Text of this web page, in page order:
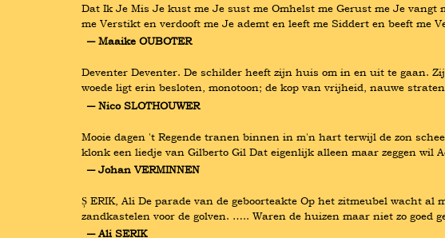
Dat Ik Je Mis Je kust me Je sust me Omhelst me Gerust me Je
me Verstikt en verdooft me Je ademt en leeft me Siddert en beeft me
― Maaike OUBOTER
Deventer Deventer. De schilder heeft zijn huis om in en uit te gaan.
woede ligt erin besloten, monotoon; de kop van vrijheid, nauwe
― Nico SLOTHOUWER
Mooie dagen 't Regende tranen binnen in m'n hart terwijl de zon
klonk een liedje van Gilberto Gil Dat eigenlijk alleen maar zeggen wil
― Johan VERMINNEN
Ș ERIK, Ali De parade van de geboorteakte Op het zitmeubel wacht
zandkastelen voor de golven. ….. Waren de huizen maar niet zo goed
― Ali SERIK